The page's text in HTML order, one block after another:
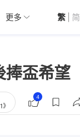
01深圳 觀點
更多 繁 简
盃希望
4